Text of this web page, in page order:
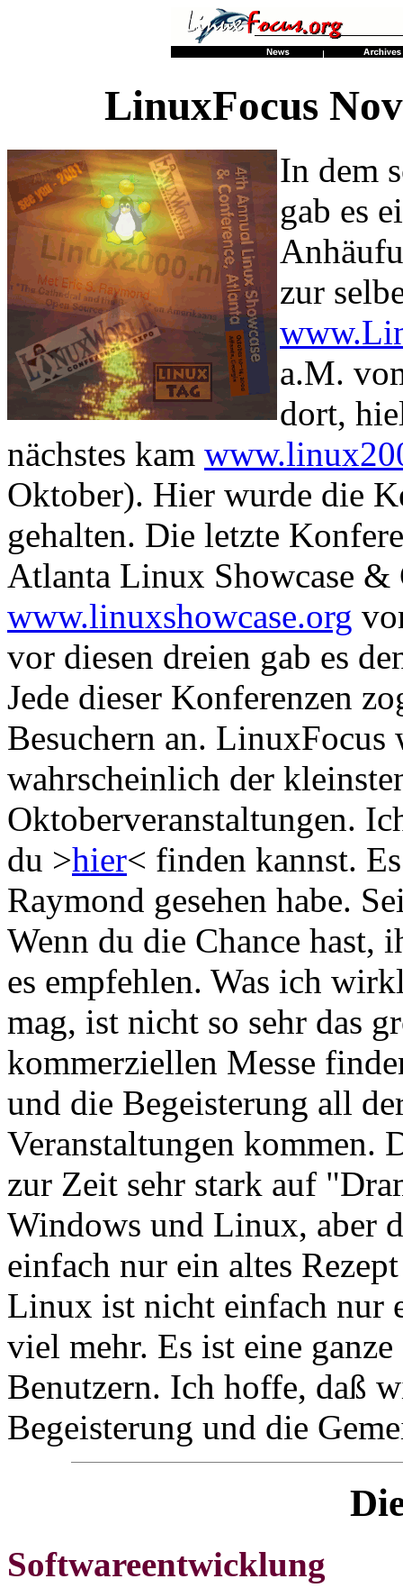
LinuxFocus
In dem
gab es
zur
a.M.
dort,
nächstes kam
Oktober). Hier wurde die
gehalten. Die letzte
Atlanta Linux Showcase &
www.linuxshowcase.org
vor diesen dreien gab es
Jede dieser Konferenzen
Besuchern an.
wahrscheinlich der
Oktoberveranstaltungen.
du >hier< finden kannst.
Raymond gesehen habe.
Wenn du die Chance hast,
es empfehlen. Was ich
mag, ist nicht so sehr das
kommerziellen Messe
und die Begeisterung all
Veranstaltungen kommen.
zur Zeit sehr stark auf
Windows und Linux, aber
einfach nur ein altes
Linux ist nicht einfach nur
viel mehr. Es ist eine
Benutzern. Ich hoffe, daß
Begeisterung und die
Softwareentwicklung